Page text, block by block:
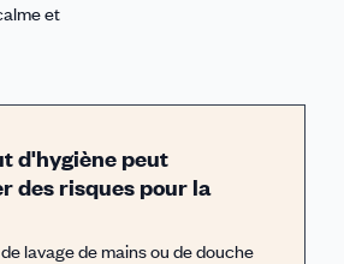
et
d'hygiène peut
des risques pour la
lavage de mains ou de douche